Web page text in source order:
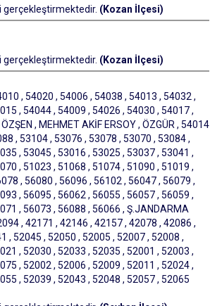
gerçekleştirmektedir. (Kozan İlçesi)
gerçekleştirmektedir. (Kozan İlçesi)
, 54020 , 54006 , 54038 , 54013 , 54032 ,
, 54044 , 54009 , 54026 , 54030 , 54017 ,
, MEHMET AKİF ERSOY , ÖZGÜR , 54014
, 53104 , 53076 , 53078 , 53070 , 53084 ,
, 53045 , 53016 , 53025 , 53037 , 53041 ,
, 51023 , 51068 , 51074 , 51090 , 51019 ,
, 56080 , 56096 , 56102 , 56047 , 56079 ,
, 56095 , 56062 , 56055 , 56057 , 56059 ,
, 56073 , 56088 , 56066 , Ş.JANDARMA
, 42171 , 42146 , 42157 , 42078 , 42086 ,
, 52045 , 52050 , 52005 , 52007 , 52008 ,
, 52030 , 52033 , 52035 , 52001 , 52003 ,
, 52002 , 52006 , 52009 , 52011 , 52024 ,
, 52039 , 52043 , 52048 , 52057 , 52065